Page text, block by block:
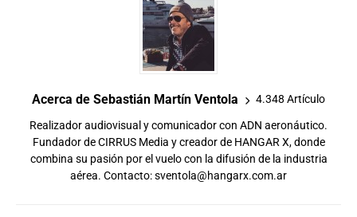
Acerca de Sebastián Martín Ventola 4.348 Artículo
Realizador audiovisual y comunicador con ADN aeronáutico.
Fundador de CIRRUS Media y creador de HANGAR X, donde
combina su pasión por el vuelo con la difusión de la industria
aérea. Contacto:sventola@hangarx.com.ar